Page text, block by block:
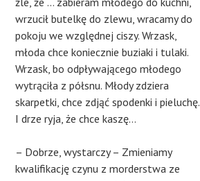
wrzucił butelkę do zlewu, wracamy do
pokoju we względnej ciszy. Wrzask,
młoda chce koniecznie buziaki i tulaki.
Wrzask, bo odpływającego młodego
wytrąciła z półsnu. Młody zdziera
skarpetki, chce zdjąć spodenki i pieluchę.
I drze ryja, że chce kaszę…
– Dobrze, wystarczy – Zmieniamy
kwalifikację czynu z morderstwa ze